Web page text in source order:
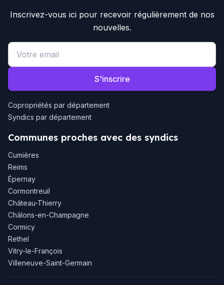
Inscrivez-vous ici pour recevoir régulièrement de nos
nouvelles.
Email address
S'inscrire
Copropriétés par département
Syndics par département
Communes proches avec des syndics
Cumières
Reims
Épernay
Cormontreuil
Château-Thierry
Châlons-en-Champagne
Cormicy
Rethel
Vitry-le-François
Villeneuve-Saint-Germain